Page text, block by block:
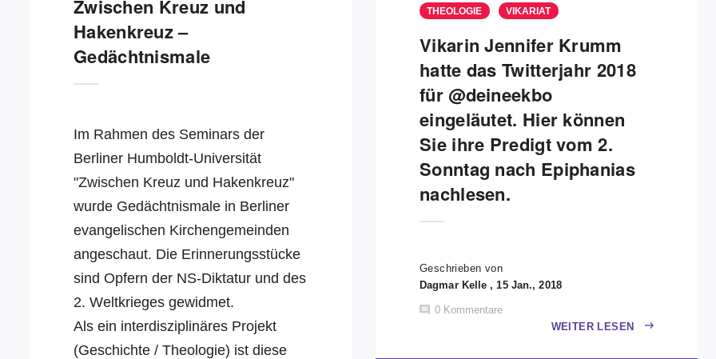
Zwischen Kreuz und
Hakenkreuz –
Gedächtnismale
Im Rahmen des Seminars der
Berliner Humboldt-Universität
"Zwischen Kreuz und Hakenkreuz"
wurde Gedächtnismale in Berliner
evangelischen Kirchengemeinden
angeschaut. Die Erinnerungsstücke
sind Opfern der NS-Diktatur und des
2. Weltkrieges gewidmet.
Als ein interdisziplinäres Projekt
(Geschichte / Theologie) ist diese
THEOLOGIE
VIKARIAT
Vikarin Jennifer Krumm
hatte das Twitterjahr 2018
für @deineekbo
eingeläutet. Hier können
Sie ihre Predigt vom 2.
Sonntag nach Epiphanias
nachlesen.
Geschrieben von
Dagmar Kelle , 15 Jan., 2018
0 Kommentare
WEITER LESEN